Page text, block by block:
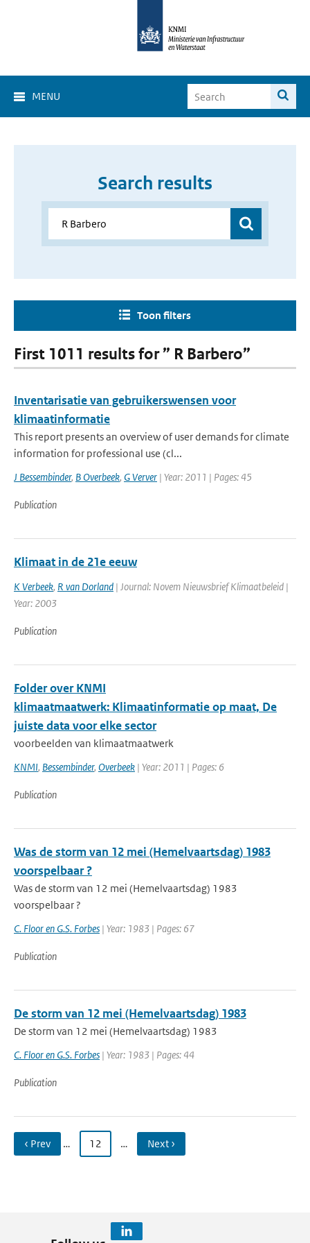
MENU
Search results
Toon filters
First 1011 results for ” R Barbero”
Inventarisatie van gebruikerswensen voor
klimaatinformatie
This report presents an overview of user demands for climate
information for professional use (cl...
J Bessembinder, B Overbeek, G Verver | Year: 2011 | Pages: 45
Publication
Klimaat in de 21e eeuw
K Verbeek, R van Dorland | Journal: Novem Nieuwsbrief Klimaatbeleid |
Year: 2003
Publication
Folder over KNMI
klimaatmaatwerk: Klimaatinformatie op maat, De
juiste data voor elke sector
voorbeelden van klimaatmaatwerk
KNMI, Bessembinder, Overbeek | Year: 2011 | Pages: 6
Publication
Was de storm van 12 mei (Hemelvaartsdag) 1983
voorspelbaar ?
Was de storm van 12 mei (Hemelvaartsdag) 1983
voorspelbaar ?
C. Floor en G.S. Forbes | Year: 1983 | Pages: 67
Publication
De storm van 12 mei (Hemelvaartsdag) 1983
De storm van 12 mei (Hemelvaartsdag) 1983
C. Floor en G.S. Forbes | Year: 1983 | Pages: 44
Publication
‹ Prev … 12 … Next ›